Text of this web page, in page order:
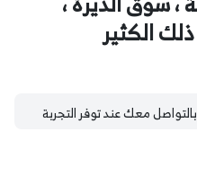
الكثير
معك عند توفر التجربة